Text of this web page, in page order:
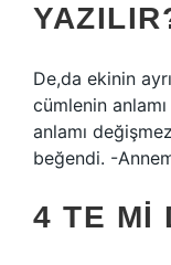
De,da ekinin
cümlenin
anlamı
beğendi. -
4 TE MI